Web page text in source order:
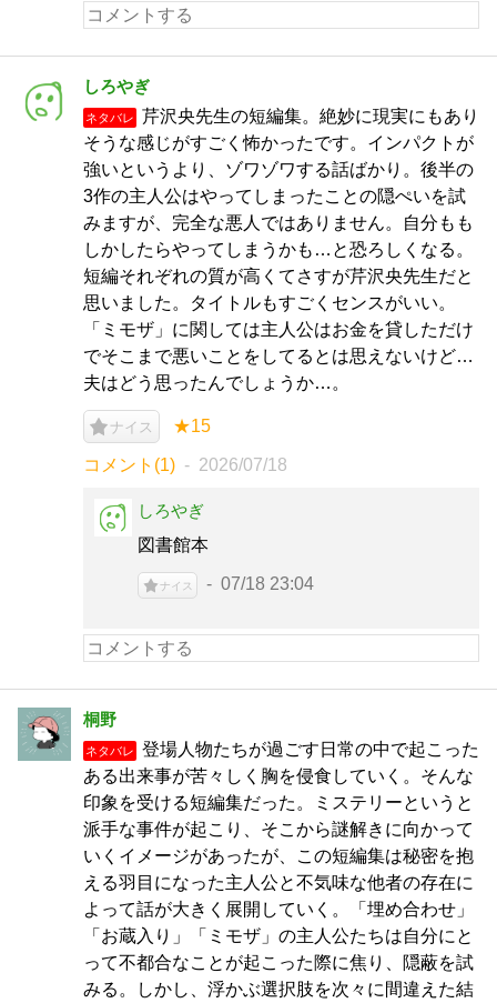
しろやぎ
ネタバレ
芹沢央先生の短編集。絶妙に現実にもあり
そうな感じがすごく怖かったです。インパクトが
強いというより、ゾワゾワする話ばかり。後半の
3作の主人公はやってしまったことの隠ぺいを試
みますが、完全な悪人ではありません。自分もも
しかしたらやってしまうかも…と恐ろしくなる。
短編それぞれの質が高くてさすが芹沢央先生だと
思いました。タイトルもすごくセンスがいい。
「ミモザ」に関しては主人公はお金を貸しただけ
でそこまで悪いことをしてるとは思えないけど…
夫はどう思ったんでしょうか…。
ナイス ★15
コメント(1) 2026/07/18
しろやぎ
図書館本
ナイス 07/18 23:04
桐野
ネタバレ
登場人物たちが過ごす日常の中で起こった
ある出来事が苦々しく胸を侵食していく。そんな
印象を受ける短編集だった。ミステリーというと
派手な事件が起こり、そこから謎解きに向かって
いくイメージがあったが、この短編集は秘密を抱
える羽目になった主人公と不気味な他者の存在に
よって話が大きく展開していく。「埋め合わせ」
「お蔵入り」「ミモザ」の主人公たちは自分にと
って不都合なことが起こった際に焦り、隠蔽を試
みる。しかし、浮かぶ選択肢を次々に間違えた結